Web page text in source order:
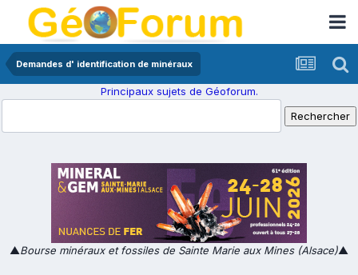
Demandes d' identification de minéraux
Principaux sujets de Géoforum.
▲Bourse minéraux et fossiles de Sainte Marie aux Mines (Alsace)▲